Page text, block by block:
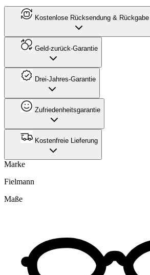
Kostenlose Rücksendung & Rückgabe
Geld-zurück-Garantie
Drei-Jahres-Garantie
Zufriedenheitsgarantie
Kostenfreie Lieferung
Marke
Fielmann
Maße